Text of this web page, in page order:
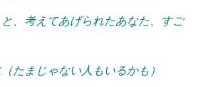
、考えてあげられたあなた、すご
たまじゃない人もいるかも）